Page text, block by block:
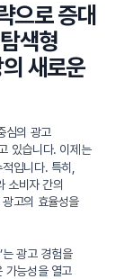
으로 증대
색형
새로운
심의 광고
있습니다. 이제는
입니다. 특히,
소비자 간의
고의 효율성을
광고 경험을
가능성을 열고